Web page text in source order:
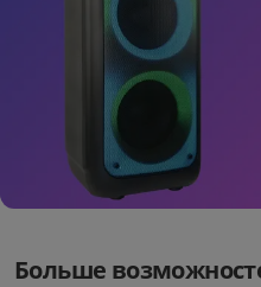
Больше
Romoss RM300 300Вт
18 .92руб/мес
Стоимость: 999
Вернём до .30